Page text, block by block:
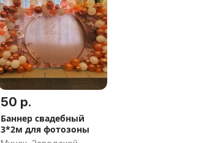
50 р.
Баннер свадебный
3*2м для фотозоны